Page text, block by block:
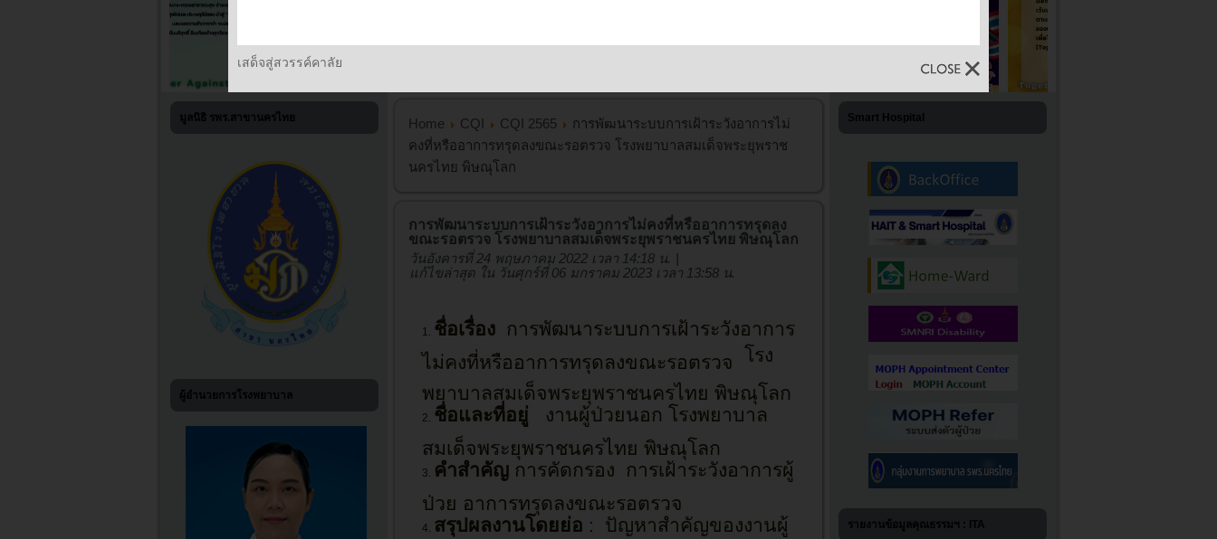
มูลนิธิ รพร.สาขานครไทย
ผู้อำนวยการโรงพยาบาล
Home CQI CQI 2565
การพัฒนาระบบการเฝ้าระวังอาการไม่
คงที่หรืออาการทรุดลงขณะรอตรวจ โรงพยาบาลสมเด็จพระยุพราช
นครไทย พิษณุโลก
การพัฒนาระบบการเฝ้าระวังอาการไม่คงที่หรืออาการทรุดลง
ขณะรอตรวจ โรงพยาบาลสมเด็จพระยุพราชนครไทย พิษณุโลก
วันอังคารที่ 24 พฤษภาคม 2022 เวลา 14:18 น. |
แก้ไขล่าสุด ใน วันศุกร์ที่ 06 มกราคม 2023 เวลา 13:58 น.
ชื่อเรื่อง การพัฒนาระบบการเฝ้าระวังอาการ
ไม่คงที่หรืออาการทรุดลงขณะรอตรวจ โรง
พยาบาลสมเด็จพระยุพราชนครไทย พิษณุโลก
ชื่อและที่อยู่ งานผู้ป่วยนอก โรงพยาบาล
สมเด็จพระยุพราชนครไทย พิษณุโลก
คำสำคัญ การคัดกรอง การเฝ้าระวังอาการผู้
ป่วย อาการทรุดลงขณะรอตรวจ
สรุปผลงานโดยย่อ : ปัญหาสำคัญของงานผู้
Smart Hospital
รายงานข้อมูลคุณธรรมฯ : ITA
เสด็จสู่สวรรค์คาลัย